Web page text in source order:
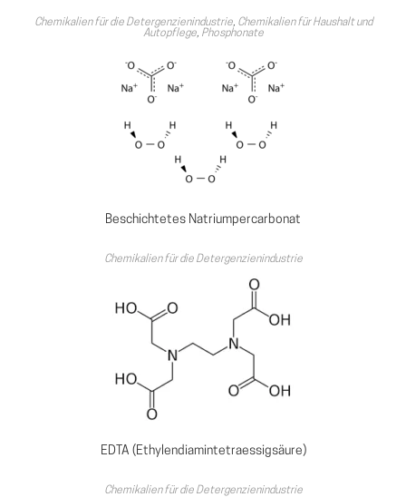
Chemikalien für die Detergenzienindustrie, Chemikalien für Haushalt und
Autopflege, Phosphonate
Beschichtetes Natriumpercarbonat
Chemikalien für die Detergenzienindustrie
EDTA (Ethylendiamintetraessigsäure)
Chemikalien für die Detergenzienindustrie